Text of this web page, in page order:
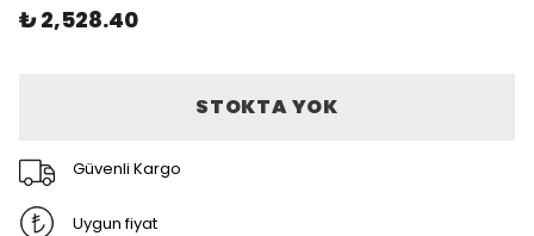
₺ 2,528.40
STOKTA YOK
Güvenli Kargo
Uygun fiyat